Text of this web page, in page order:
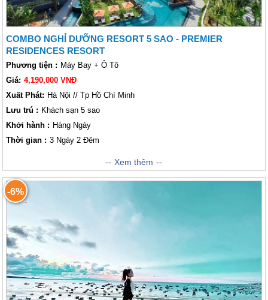
COMBO NGHỈ DƯỠNG RESORT 5 SAO - PREMIER
RESIDENCES RESORT
Phương tiện : Máy Bay + Ô Tô
Giá: 4,190,000 VNĐ
Xuất Phát: Hà Nội // Tp Hồ Chí Minh
Lưu trú : Khách sạn 5 sao
Khởi hành : Hàng Ngày
Thời gian : 3 Ngày 2 Đêm
Hòa vào cảnh sắc thiên nhiên là dịch vụ đẳng cấp 5 sao của
Residences Emerald Bay. Từ sảnh chào ngập nắng đến những nụ cười
thân thiện hiếu khách của nhân viên khu nghỉ dưỡng, tất cả được chuẩn
bị chu đáo cho sự thư giãn của quý khách. Thỏa sức lựa chọn một trong
nhiều loại phòng của chúng tôi với ban công hướng ra biển, bếp tiện nghi
và bể bơi riêng.
Xem thêm
-6%